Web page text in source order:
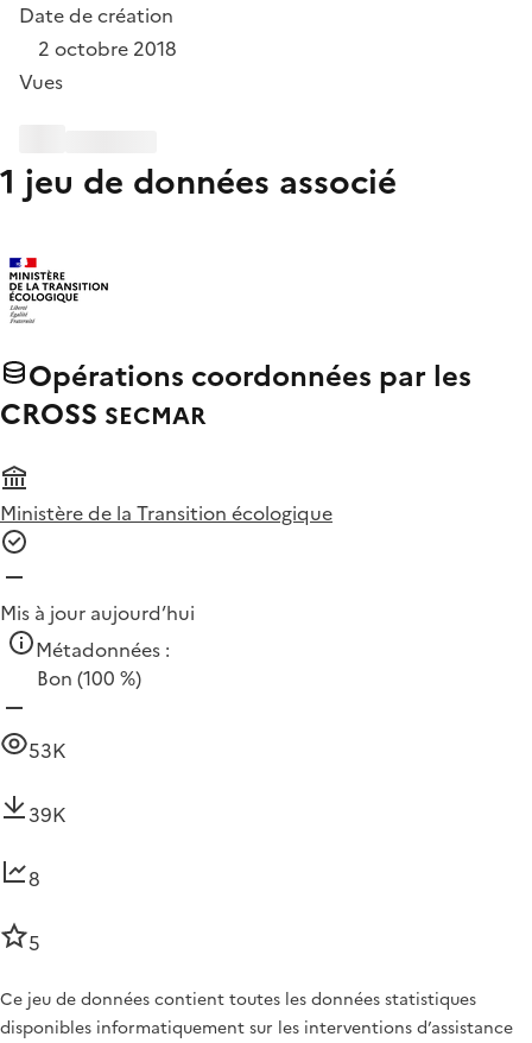
Date de création
2 octobre 2018
Vues
1 jeu de données associé
Opérations coordonnées par les
CROSS SECMAR
Ministère de la Transition écologique
Mis à jour aujourd’hui
Métadonnées :
Bon (100 %)
53K
39K
8
5
Ce jeu de données contient toutes les données statistiques
disponibles informatiquement sur les interventions d’assistance